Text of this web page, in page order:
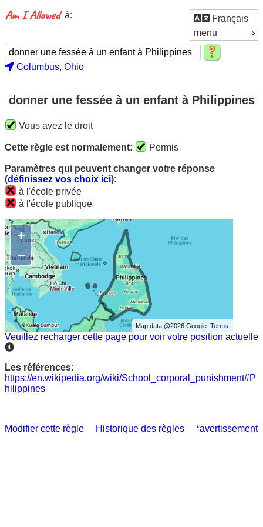
Français
menu
à:
Columbus, Ohio
donner une fessée à un enfant à Philippines
Vous avez le droit
Cette règle est normalement: Permis
Paramètres qui peuvent changer votre réponse
(définissez vos choix ici):
à l'école privée
à l'école publique
+
−
Map data @2026 GoogleTerms
Veuillez recharger cette page pour voir votre position actuelle
Les références:
https://en.wikipedia.org/wiki/School_corporal_punishment#P
hilippines
Modifier cette règle Historique des règles *avertissement